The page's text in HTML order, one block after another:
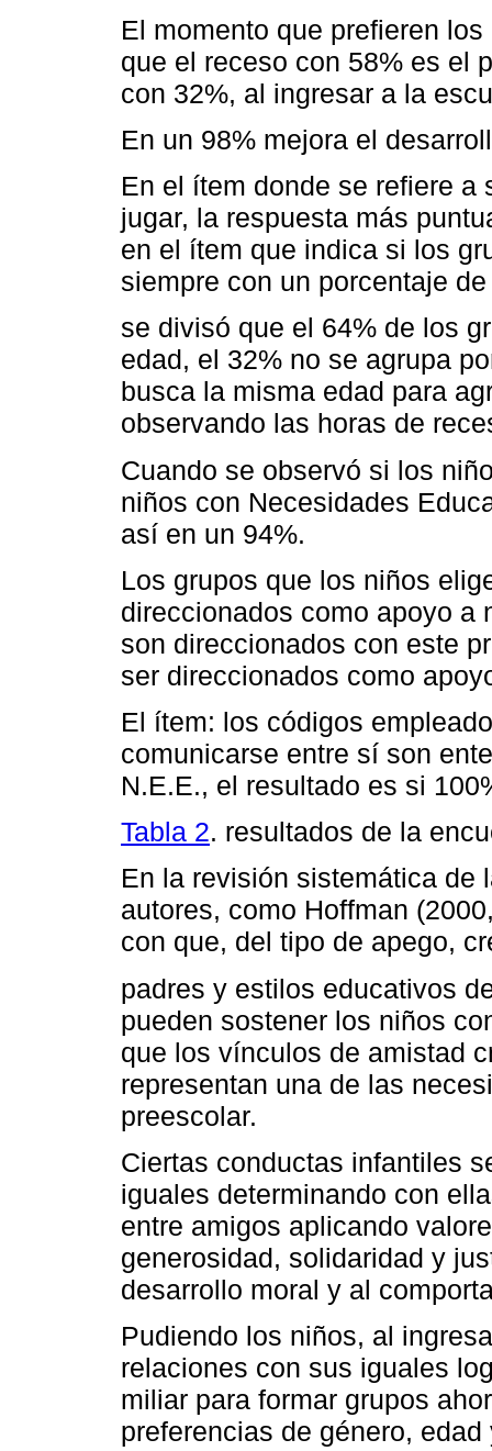
El momento que prefieren
que el receso con 58% es el
con 32%, al ingresar a la
En un 98% mejora el
En el ítem donde se refiere a
jugar, la respuesta más
en el ítem que indica si los
siempre con un porcentaje
se divisó que el 64% de los
edad, el 32% no se agrupa
busca la misma edad para
observando las horas de
Cuando se observó si los
niños con Necesidades
así en un 94%.
Los grupos que los niños
direccionados como apoyo a
son direccionados con este
ser direccionados como
El ítem: los códigos
comunicarse entre sí son
N.E.E., el resultado es si
Tabla 2. resultados de la
En la revisión sistemática de
autores, como Hoffman
con que, del tipo de apego,
padres y estilos educativos
pueden sostener los niños
que los vínculos de amistad
representan una de las
preescolar.
Ciertas conductas infantiles
iguales determinando con
entre amigos aplicando
generosidad, solidaridad y
desarrollo moral y al
Pudiendo los niños, al
relaciones con sus iguales
miliar para formar grupos
preferencias de género,